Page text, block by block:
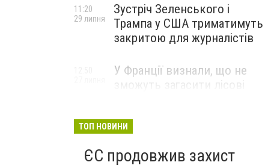
Зустріч Зеленського і
Трампа у США триматимуть
закритою для журналістів
11:20
29 липня
У Франції визнали, що не
ТОП НОВИНИ
ЄС продовжив захист